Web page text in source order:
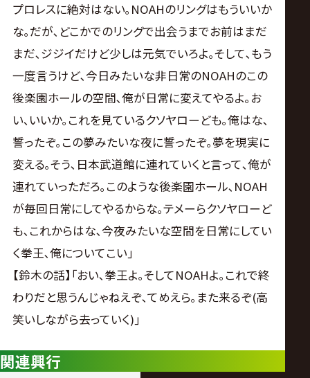
プロレスに絶対はない｡NOAHのリングはもういいか
な｡だが､どこかでのリングで出会うまでお前はまだ
まだ､ジジイだけど少しは元気でいろよ｡そして､もう
一度言うけど､今日みたいな非日常のNOAHのこの
後楽園ホールの空間､俺が日常に変えてやるよ｡お
い､いいか｡これを見ているクソヤローども｡俺はな､
誓ったぞ｡この夢みたいな夜に誓ったぞ｡夢を現実に
変える｡そう､日本武道館に連れていくと言って､俺が
連れていっただろ｡このような後楽園ホール､NOAH
が毎回日常にしてやるからな｡テメーらクソヤローど
も､これからはな､今夜みたいな空間を日常にしてい
く拳王､俺についてこい｣
【鈴木の話】｢おい､拳王よ｡そしてNOAHよ｡これで終
わりだと思うんじゃねえぞ､てめえら｡また来るぞ(高
笑いしながら去っていく)｣
関連興行